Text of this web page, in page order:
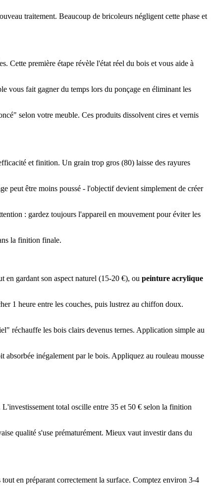
traitement. Beaucoup de bricoleurs négligent cette phase et
Cette première étape révèle l'état réel du bois et vous aide à
vous fait gagner du temps lors du ponçage en éliminant les
selon votre meuble. Ces produits dissolvent cires et vernis
et finition. Un grain trop gros (80) laisse des rayures
peut être moins poussé - l'objectif devient simplement de créer
: gardez toujours l'appareil en mouvement pour éviter les
la finition finale.
en gardant son aspect naturel (15-20 €), ou peinture acrylique
1 heure entre les couches, puis lustrez au chiffon doux.
réchauffe les bois clairs devenus ternes. Application simple au
absorbée inégalement par le bois. Appliquez au rouleau mousse
L'investissement total oscille entre 35 et 50 € selon la finition
qualité s'use prématurément. Mieux vaut investir dans du
en préparant correctement la surface. Comptez environ 3-4